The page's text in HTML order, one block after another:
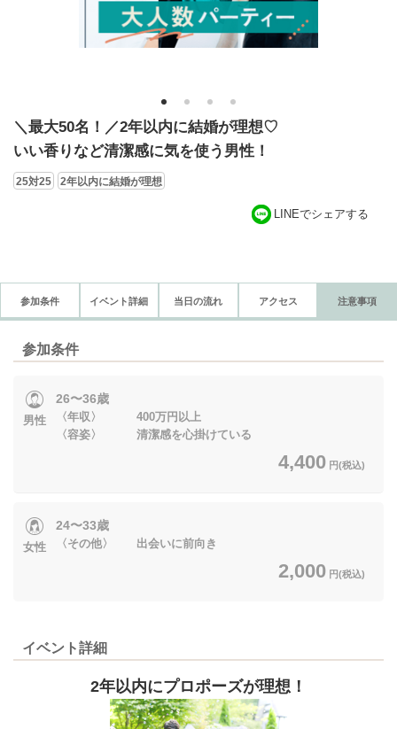
1 2 3 4
＼最大50名！／2年以内に結婚が理想♡
いい香りなど清潔感に気を使う男性！
25対25 2年以内に結婚が理想
LINEでシェアする
参加条件 イベント詳細 当日の流れ アクセス 注意事項
参加条件
男性
26〜36歳
〈年収〉 400万円以上
〈容姿〉 清潔感を心掛けている
4,400 円(税込)
女性
24〜33歳
〈その他〉 出会いに前向き
2,000 円(税込)
イベント詳細
2年以内にプロポーズが理想！